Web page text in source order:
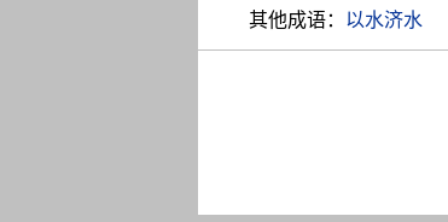
其他成语： 以水济水